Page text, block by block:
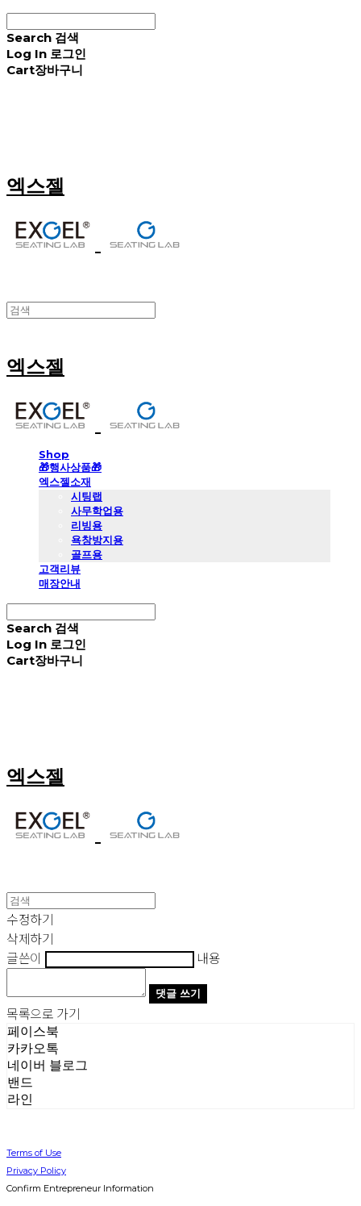
Search 검색
Log In 로그인
Cart장바구니
엑스젤
엑스젤
Shop
🎁행사상품🎁
엑스젤소재
시팅랩
사무학업용
리빙용
욕창방지용
골프용
고객리뷰
매장안내
Search 검색
Log In 로그인
Cart장바구니
엑스젤
수정하기
삭제하기
글쓴이
내용
댓글 쓰기
목록으로 가기
페이스북
카카오톡
네이버 블로그
밴드
라인
Terms of Use
Privacy Policy
Confirm Entrepreneur Information